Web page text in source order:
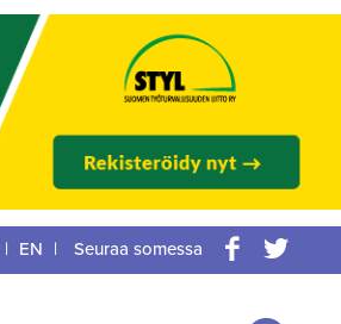
| EN |
Seuraa somessa